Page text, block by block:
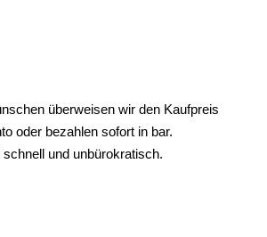
überweisen wir den Kaufpreis
oder bezahlen sofort in bar.
und unbürokratisch.